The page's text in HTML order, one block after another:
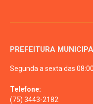
PREFEITURA
Segunda a sexta das
Telefone:
(75) 3443-2182